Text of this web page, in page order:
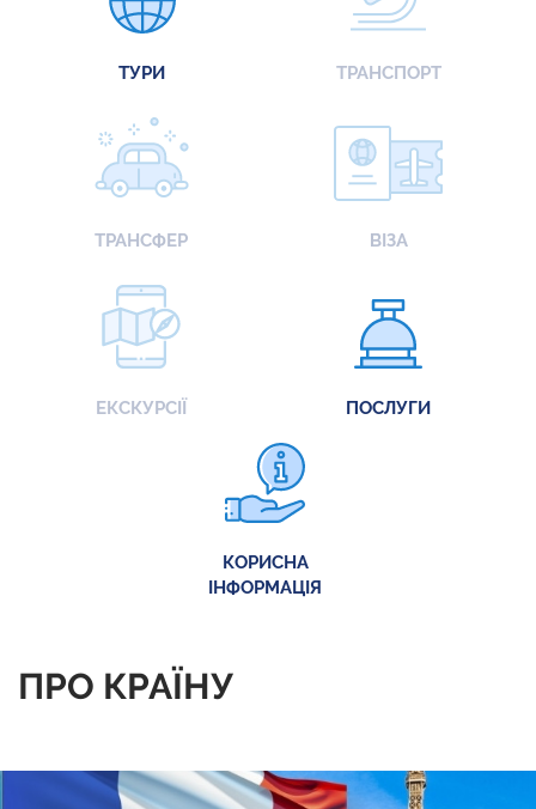
ТУРИ ТРАНСПОРТ
ТРАНСФЕР ВІЗА
ЕКСКУРСІЇ ПОСЛУГИ
КОРИСНА
ІНФОРМАЦІЯ
ПРО КРАЇНУ